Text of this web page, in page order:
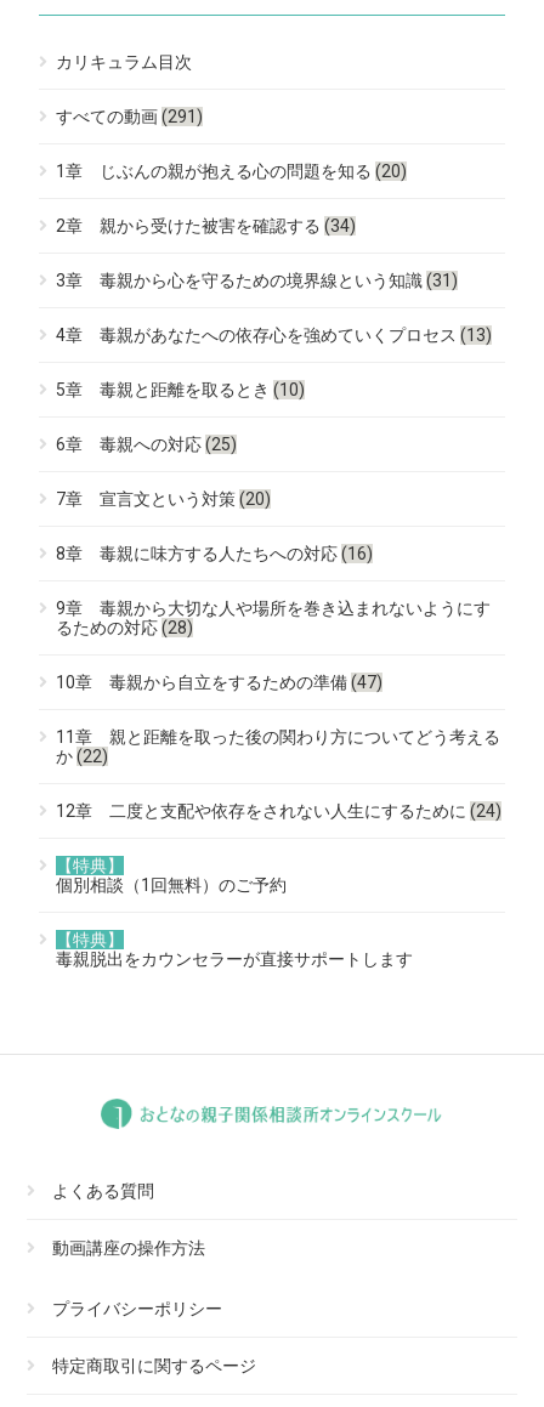
カリキュラム目次
すべての動画(291)
1章 じぶんの親が抱える心の問題を知る(20)
2章 親から受けた被害を確認する(34)
3章 毒親から心を守るための境界線という知識(31)
4章 毒親があなたへの依存心を強めていくプロセス(13)
5章 毒親と距離を取るとき(10)
6章 毒親への対応(25)
7章 宣言文という対策(20)
8章 毒親に味方する人たちへの対応(16)
9章 毒親から大切な人や場所を巻き込まれないようにす
るための対応(28)
10章 毒親から自立をするための準備(47)
11章 親と距離を取った後の関わり方についてどう考える
か(22)
12章 二度と支配や依存をされない人生にするために(24)
【特典】
個別相談（1回無料）のご予約
【特典】
毒親脱出をカウンセラーが直接サポートします
よくある質問
動画講座の操作方法
プライバシーポリシー
特定商取引に関するページ